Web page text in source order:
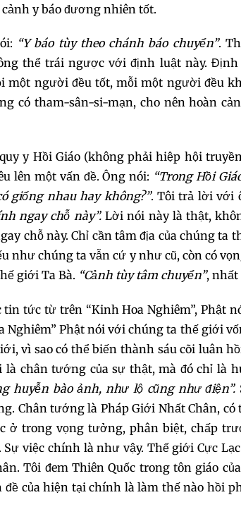
y báo đương nhiên tốt.
“Y báo tùy theo chánh báo chuyển”.
thể trái ngược với định luật này.
một người đều tốt, mỗi một người đều
có tham-sân-si-mạn, cho nên hoàn
y Hồi Giáo (không phải hiệp hội
lên một vấn đề. Ông nói: “Trong Hồi
giống nhau hay không?”. Tôi trả lời với
ngay chỗ này”.Lời nói này là thật,
chỗ này. Chỉ cần tâm địa của chúng ta
như chúng ta vẫn cứ y như cũ, còn có
giới Ta Bà. “Cảnh tùy tâm chuyển”, nhất
tức từ trên “Kinh Hoa Nghiêm”, Phật
Phật nói với chúng ta thế giới
vì sao có thể biến thành sáu cõi luân
chân tướng của sự thật, mà đó chỉ là
huyễn bào ảnh, như lộ cũng như điện”.
Chân tướng là Pháp Giới Nhất Chân,
ở trong vọng tưởng, phân biệt, chấp
việc chính là như vậy. Thế giới Cực
Tôi đem Thiên Quốc trong tôn giáo
đề của hiện tại chính là làm thế nào hồi